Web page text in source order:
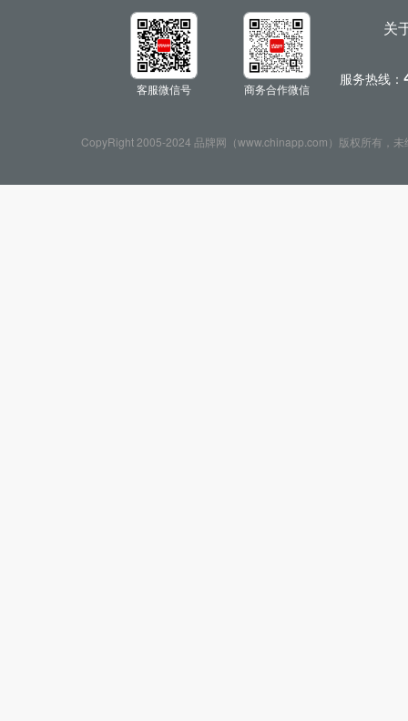
客服微信号 商务合作微信
关
服务热线：
CopyRight 2005-2024 品牌网（www.chinapp.com）版权所有，